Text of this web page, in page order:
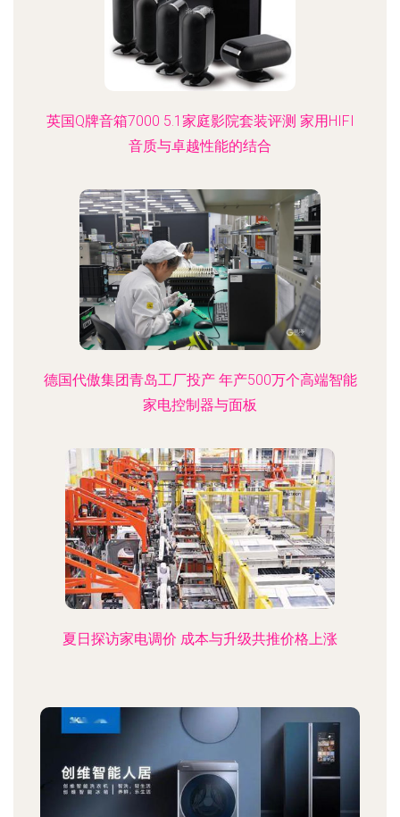
英国Q牌音箱7000 5.1家庭影院套装评测 家用HIFI
音质与卓越性能的结合
德国代傲集团青岛工厂投产 年产500万个高端智能
家电控制器与面板
夏日探访家电调价 成本与升级共推价格上涨